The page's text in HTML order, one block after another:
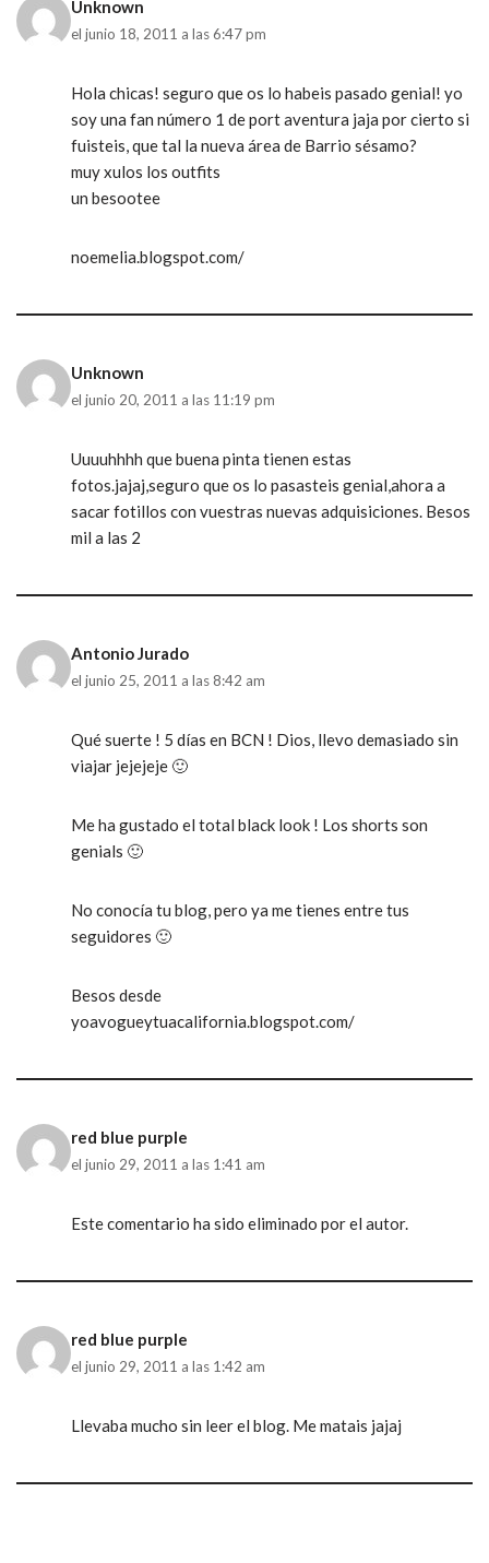
Unknown
el junio 18, 2011 a las 6:47 pm
Hola chicas! seguro que os lo habeis pasado genial! yo
soy una fan número 1 de port aventura jaja por cierto si
fuisteis, que tal la nueva área de Barrio sésamo?
muy xulos los outfits
un besootee
noemelia.blogspot.com/
Unknown
el junio 20, 2011 a las 11:19 pm
Uuuuhhhh que buena pinta tienen estas
fotos.jajaj,seguro que os lo pasasteis genial,ahora a
sacar fotillos con vuestras nuevas adquisiciones. Besos
mil a las 2
Antonio Jurado
el junio 25, 2011 a las 8:42 am
Qué suerte ! 5 días en BCN ! Dios, llevo demasiado sin
viajar jejejeje 🙂
Me ha gustado el total black look ! Los shorts son
genials 🙂
No conocía tu blog, pero ya me tienes entre tus
seguidores 🙂
Besos desde
yoavogueytuacalifornia.blogspot.com/
red blue purple
el junio 29, 2011 a las 1:41 am
Este comentario ha sido eliminado por el autor.
red blue purple
el junio 29, 2011 a las 1:42 am
Llevaba mucho sin leer el blog. Me matais jajaj